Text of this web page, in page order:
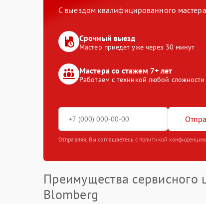
С выездом квалифицированного мастера
Срочный выезд
Мастер приедет уже через 30 минут
Мастера со стажем 7+ лет
Работаем с техникой любой сложности
Отправляя, Вы соглашаетесь с политикой
Преимущества сервисного
Blomberg